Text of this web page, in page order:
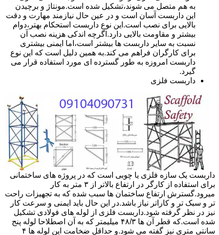
به هم متصل می شوند،تشکیل شده است.مونتاژ و برچیدن
این داربست آسان است و در عین حال نیازمند مهارت و دقت
بالایی برای نصب است.این نوع داربست استحکام بهتر،دوام
بیشتر و مقاومت بالایی دارد.اگرچه اندکی هزینه نصب آن
نسبت به سایر داربست ها بیشتر است،اما ایمنی بیشتری
برای کارگران فراهم می کند.به همین دلیل است که این نوع
داربست امروزه به طور گسترده ای مورد استفاده قرار می
گیرد.
داربست فلزی
داربست یک سازه فلزی یا چوبی است که در پروژه های ساختمانی
برای استفاده از کارگر در ارتفاع بالاتر از ۳ متر به کار
میرود.گسترش ارتفاع ساختمان ها سبب شده که به تجهیزات راحت
تر و سبک تر و کاراتر نیاز باشد.در این حال باید ایمنی و سرعت کار
نیز در نظر گرفته شود.داربست فلزی از لوله های فولادی تشکیل
شده است.که قطر آن ها ۴۸/۳ میلیمتر که به آن اصطلاحا لوله پنج
سانتی متری نیز گفته می شود.و حداقل ضخامت این لوله ها ۴